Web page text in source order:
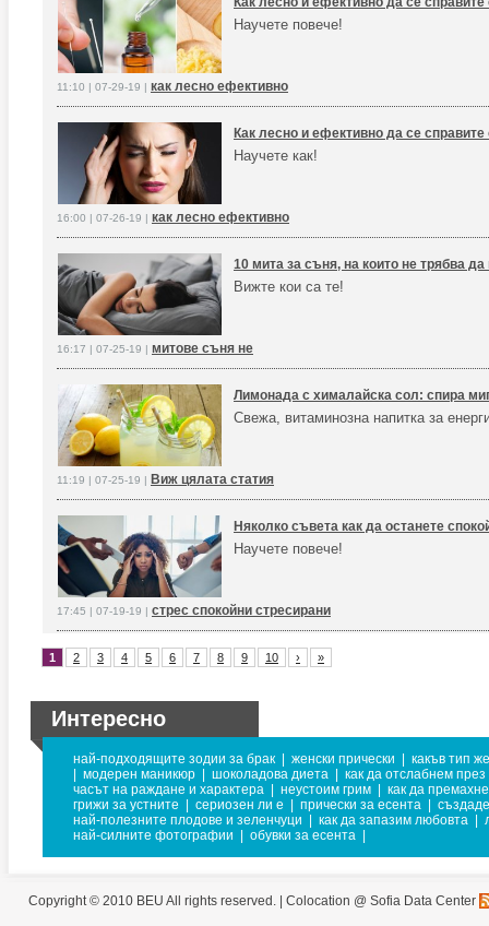
Научете повече!
11:10 | 07-29-19 | как лесно ефективно
Как лесно и ефективно да се справите
Научете как!
16:00 | 07-26-19 | как лесно ефективно
10 мита за съня, на които не трябва да
Вижте кои са те!
16:17 | 07-25-19 | митове съня не
Лимонада с хималайска сол: спира
Свежа, витаминозна напитка за
11:19 | 07-25-19 | Виж цялата статия
Няколко съвета как да останете
Научете повече!
17:45 | 07-19-19 | стрес спокойни стресирани
1 2 3 4 5 6 7 8 9 10 › »
Интересно
най-подходящите зодии за брак | женски прически | какъв тип
| модерен маникюр | шоколадова диета | как да отслабнем
часът на раждане и характера | неустоим грим | как да
грижи за устните | сериозен ли е | прически за есента |
най-полезните плодове и зеленчуци | как да запазим любовта |
най-силните фотографии | обувки за есента |
Copyright © 2010 BEU All rights reserved. | Colocation @ Sofia Data Center